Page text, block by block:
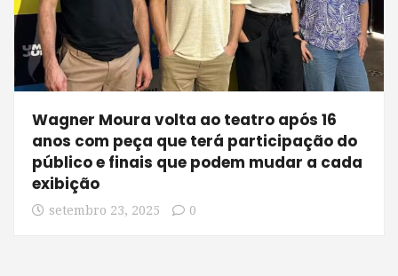
Wagner Moura volta ao teatro após 16
anos com peça que terá participação do
público e finais que podem mudar a cada
exibição
setembro 23, 2025 0